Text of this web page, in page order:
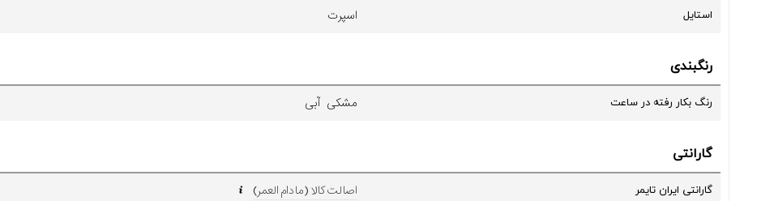
استایل اسپرت
رنگبندی
رنگ بکار رفته در ساعت مشکی آبی
گارانتی
گارانتی ایران تایمر اصالت کالا (مادام العمر)